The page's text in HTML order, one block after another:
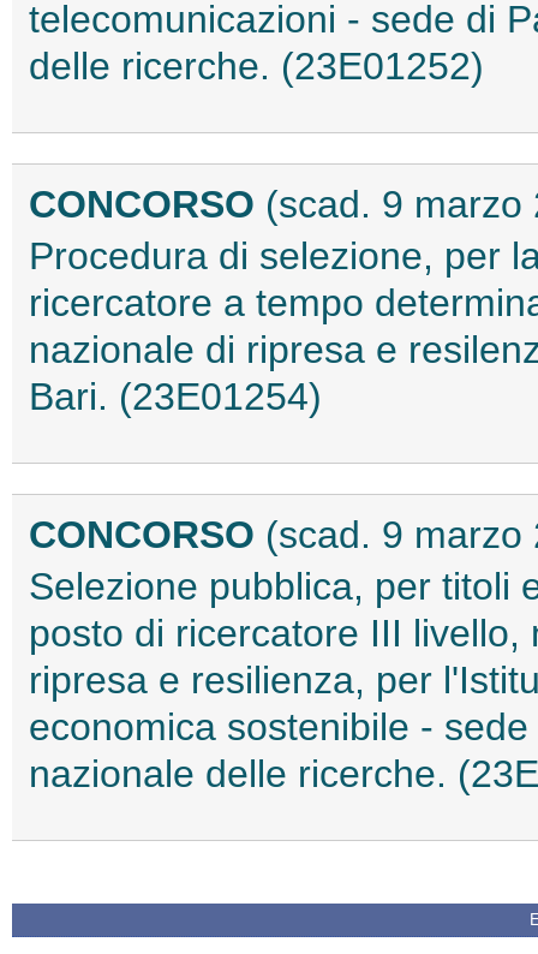
telecomunicazioni - sede di
delle ricerche. (23E01252)
CONCORSO (scad. 9 marzo
Procedura di selezione, per
ricercatore a tempo
nazionale di ripresa e
Bari. (23E01254)
CONCORSO (scad. 9 marzo
Selezione pubblica, per titoli
posto di ricercatore III
ripresa e resilienza, per
economica sostenibile -
nazionale delle ricerche.